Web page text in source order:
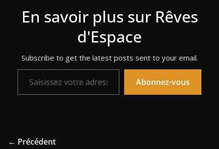
En savoir plus sur Rêves
d'Espace
Subscribe to get the latest posts sent to your email.
Saisissez votre adresse e-mail…
Abonnez-vous
← Précédent